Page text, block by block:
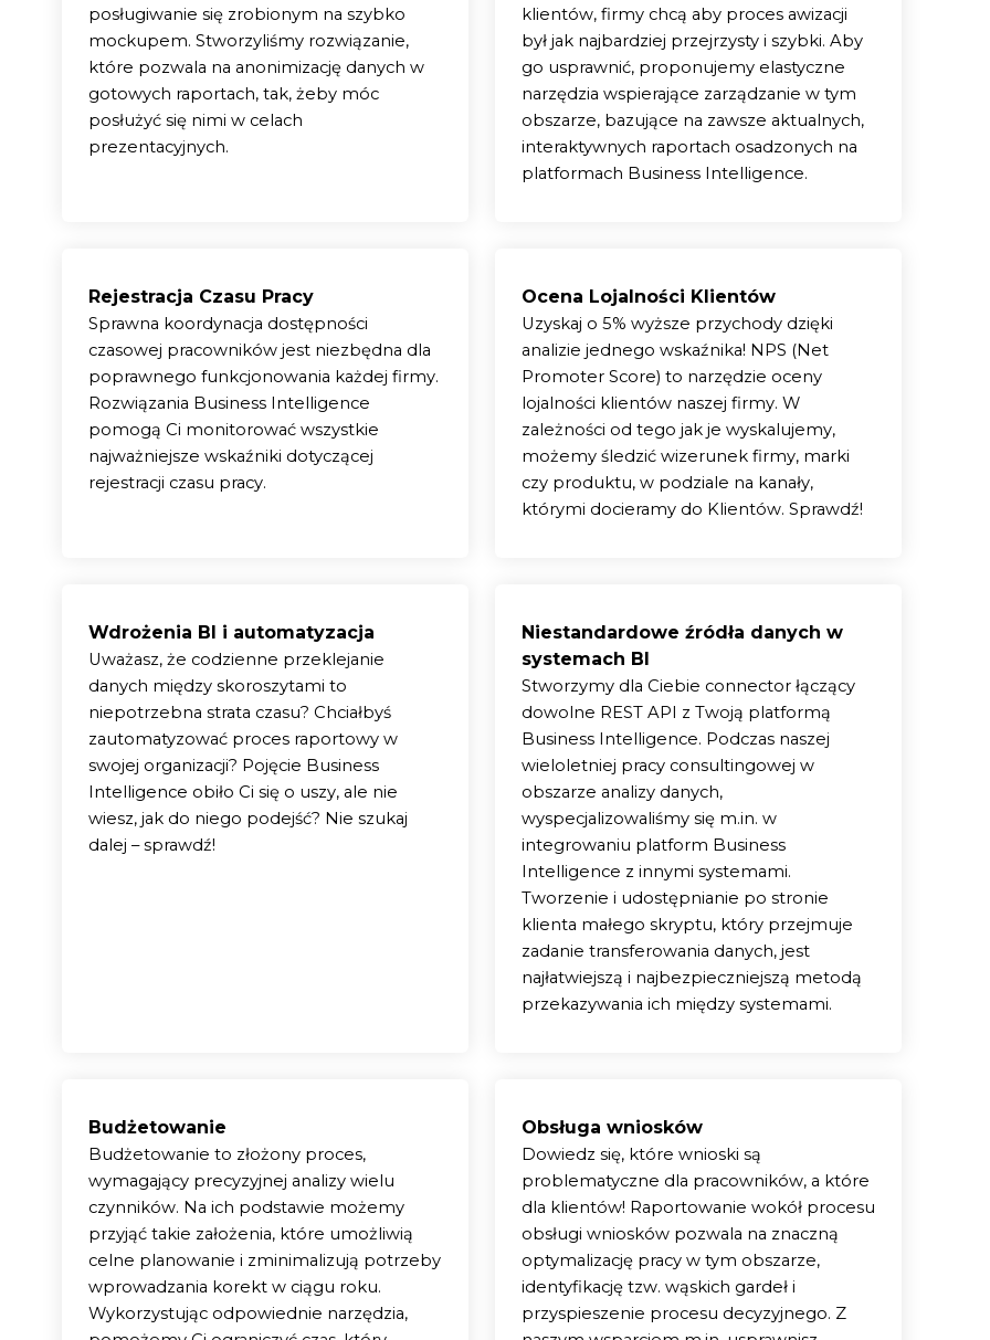
Telefon
oferty Astrafox Sp. z o.o. drogą elektroniczną na podany przeze mnie adres e-mail
Prywatności. Mam świadomość, że moja zgoda może być odwołana w każdym czasie.
marketingowych i handlowych dotyczących oferty Astrafox Sp. z o.o. na podany
telefonu zgodnie z Polityką Prywatności. Mam świadomość, że moja zgoda może być
danych osobowych przekazanych za pomocą powyższego formularza zamówienia
konsultanta, umówienia oraz przeprowadzenia konsultacji. Masz prawo dostępu
żądania ich sprostowania, ograniczenia, usunięcia, wniesienia sprzeciwu oraz skargi do
Więcej
Wyślij
posługiwanie się zrobionym na szybko
mockupem. Stworzyliśmy rozwiązanie,
które pozwala na anonimizację danych w
gotowych raportach, tak, żeby móc
posłużyć się nimi w celach
prezentacyjnych.
klientów, firmy chcą aby proces awizacji
był jak najbardziej przejrzysty i szybki. Aby
go usprawnić, proponujemy elastyczne
narzędzia wspierające zarządzanie w tym
obszarze, bazujące na zawsze aktualnych,
interaktywnych raportach osadzonych na
platformach Business Intelligence.
Rejestracja Czasu Pracy
Sprawna koordynacja dostępności
czasowej pracowników jest niezbędna dla
poprawnego funkcjonowania każdej firmy.
Rozwiązania Business Intelligence
pomogą Ci monitorować wszystkie
najważniejsze wskaźniki dotyczącej
rejestracji czasu pracy.
Ocena Lojalności Klientów
Uzyskaj o 5% wyższe przychody dzięki
analizie jednego wskaźnika! NPS (Net
Promoter Score) to narzędzie oceny
lojalności klientów naszej firmy. W
zależności od tego jak je wyskalujemy,
możemy śledzić wizerunek firmy, marki
czy produktu, w podziale na kanały,
którymi docieramy do Klientów. Sprawdź!
Wdrożenia BI i automatyzacja
Uważasz, że codzienne przeklejanie
danych między skoroszytami to
niepotrzebna strata czasu? Chciałbyś
zautomatyzować proces raportowy w
swojej organizacji? Pojęcie Business
Intelligence obiło Ci się o uszy, ale nie
wiesz, jak do niego podejść? Nie szukaj
dalej – sprawdź!
Niestandardowe źródła danych w
systemach BI
Stworzymy dla Ciebie connector łączący
dowolne REST API z Twoją platformą
Business Intelligence. Podczas naszej
wieloletniej pracy consultingowej w
obszarze analizy danych,
wyspecjalizowaliśmy się m.in. w
integrowaniu platform Business
Intelligence z innymi systemami.
Tworzenie i udostępnianie po stronie
klienta małego skryptu, który przejmuje
zadanie transferowania danych, jest
najłatwiejszą i najbezpieczniejszą metodą
przekazywania ich między systemami.
Budżetowanie
Budżetowanie to złożony proces,
wymagający precyzyjnej analizy wielu
czynników. Na ich podstawie możemy
przyjąć takie założenia, które umożliwią
celne planowanie i zminimalizują potrzeby
wprowadzania korekt w ciągu roku.
Wykorzystując odpowiednie narzędzia,
Obsługa wniosków
Dowiedz się, które wnioski są
problematyczne dla pracowników, a które
dla klientów! Raportowanie wokół procesu
obsługi wniosków pozwala na znaczną
optymalizację pracy w tym obszarze,
identyfikację tzw. wąskich gardeł i
przyspieszenie procesu decyzyjnego. Z